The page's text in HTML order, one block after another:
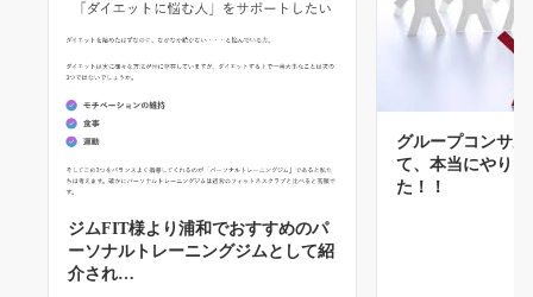
ジムFIT様より浦和でおすすめのパ
ーソナルトレーニングジムとして紹
介され…
グループコンサ
て、本当にやり
た！！